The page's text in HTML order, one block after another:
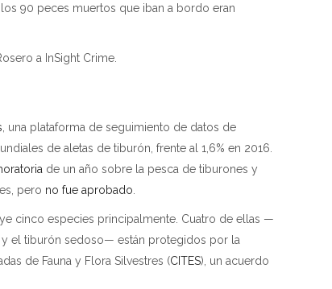
90 peces muertos que iban a bordo eran
a InSight Crime.
, una plataforma de seguimiento de datos de
de aletas de tiburón, frente al 1,6% en 2016.
de un año sobre la pesca de tiburones y
pero no fue aprobado
cinco especies principalmente. Cuatro de ellas —
el tiburón sedoso— están protegidos por la
de Fauna y Flora Silvestres (CITES), un acuerdo